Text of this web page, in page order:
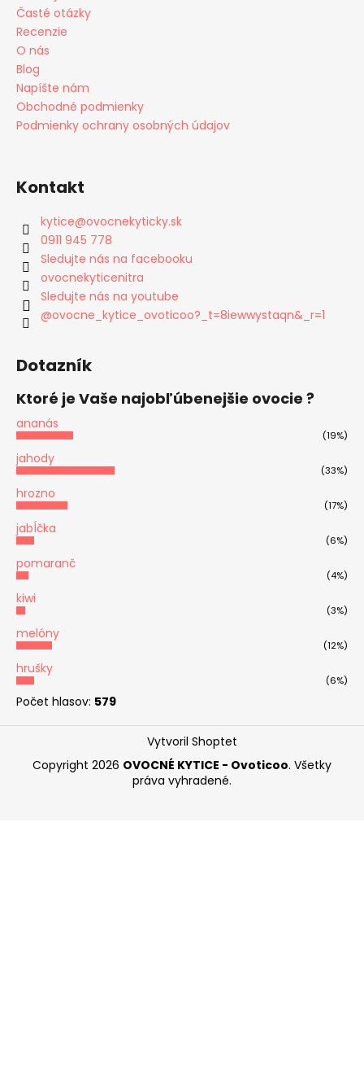
Časté otázky
Recenzie
O nás
Blog
Napíšte nám
Obchodné podmienky
Podmienky ochrany osobných údajov
Kontakt
kytice@ovocnekyticky.sk
0911 945 778
Sledujte nás na facebooku
ovocnekyticenitra
Sledujte nás na youtube
@ovocne_kytice_ovoticoo?_t=8iewwystaqn&_r=1
Dotazník
Ktoré je Vaše najobľúbenejšie ovocie ?
ananás
(19%)
jahody
(33%)
hrozno
(17%)
jabĺčka
(6%)
pomaranč
(4%)
kiwi
(3%)
melóny
(12%)
hrušky
(6%)
Počet hlasov: 579
Vytvoril Shoptet
Copyright 2026 OVOCNÉ KYTICE - Ovoticoo. Všetky
práva vyhradené.